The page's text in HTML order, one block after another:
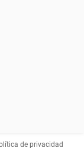
de privacidad